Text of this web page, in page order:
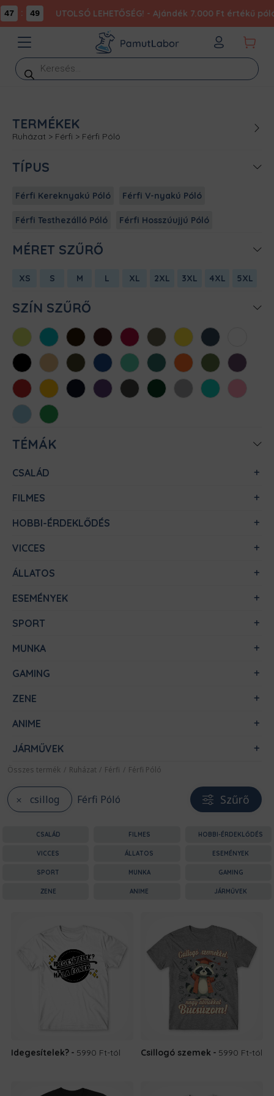
49 UTOLSÓ LEHETŐSÉG! - Ajándék 7.000 Ft értékű
Products
search
TERMÉKEK
Ruházat > Férfi > Férfi Póló
TÍPUS
Férfi Kereknyakú Póló Férfi V-nyakú Póló
Férfi Testhezálló Póló Férfi Hosszúujjú Póló
MÉRET SZŰRŐ
XS S M L XL 2XL 3XL 4XL 5XL
SZÍN SZŰRŐ
AlmazöldAtollkékBarnaBordóChili Cink Citromsárga
Denim
FeketeHomokKhaki KirálykékMentaMéregzöld
NarancsOliva Padlizsán
Piros SárgaSötétkékSötétlilaSötétszürke
SötétzöldSportszürke
Türkiz
Világos
rózsaszín
Világoskék
Zöld
TÉMÁK
CSALÁD
FILMES
HOBBI-ÉRDEKLŐDÉS
VICCES
ÁLLATOS
ESEMÉNYEK
SPORT
MUNKA
GAMING
ZENE
ANIME
JÁRMŰVEK
Összes termék / Ruházat / Férfi / Férfi Póló
csillog Férfi Póló Szűrő
CSALÁD FILMES HOBBI-ÉRDEKLŐDÉS
VICCES ÁLLATOS ESEMÉNYEK
SPORT MUNKA GAMING
ZENE ANIME JÁRMŰVEK
Idegesítelek? 5990 Ft-tól Csillogó szemek 5990 Ft-tól